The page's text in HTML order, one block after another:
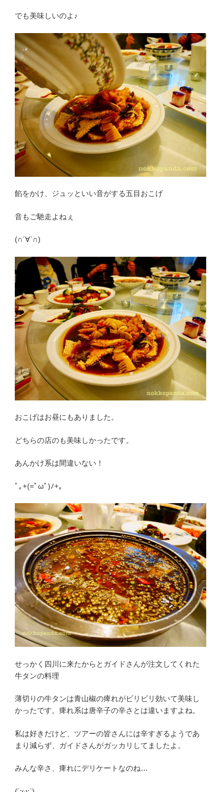
でも美味しいのよ♪
餡をかけ、ジュッといい音がする五目おこげ
音もご馳走よねぇ
(∩´∀`∩)
おこげはお昼にもありました。
どちらの店のも美味しかったです。
あんかけ系は間違いない！
ﾟ｡+(=ﾟωﾟ)ﾉ+｡
せっかく四川に来たからとガイドさんが注文してくれた
牛タンの料理
薄切りの牛タンは青山椒の痺れがビリビリ効いて美味し
かったです。痺れ系は唐辛子の辛さとは違いますよね。
私は好きだけど、ツアーの皆さんには辛すぎるようであ
まり減らず、ガイドさんがガッカリしてましたよ。
みんな辛さ、痺れにデリケートなのね…